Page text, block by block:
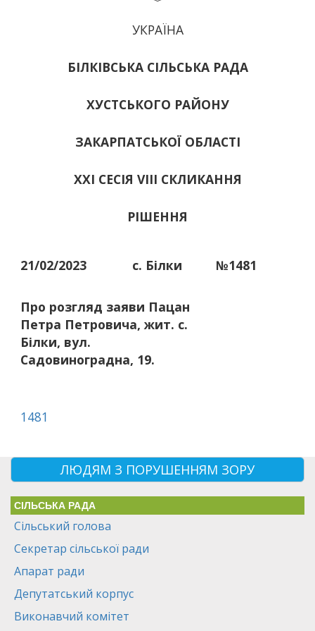
УКРАЇНА
БІЛКІВСЬКА СІЛЬСЬКА РАДА
ХУСТСЬКОГО РАЙОНУ
ЗАКАРПАТСЬКОЇ ОБЛАСТІ
ХХІ СЕСІЯ VIII СКЛИКАННЯ
РІШЕННЯ
21/02/2023 с. Білки №1481
Про розгляд заяви Пацан
Петра Петровича, жит. с.
Білки, вул.
Садовиноградна, 19.
1481
ЛЮДЯМ З ПОРУШЕННЯМ ЗОРУ
СІЛЬСЬКА РАДА
Сільський голова
Секретар сільської ради
Апарат ради
Депутатський корпус
Виконавчий комітет